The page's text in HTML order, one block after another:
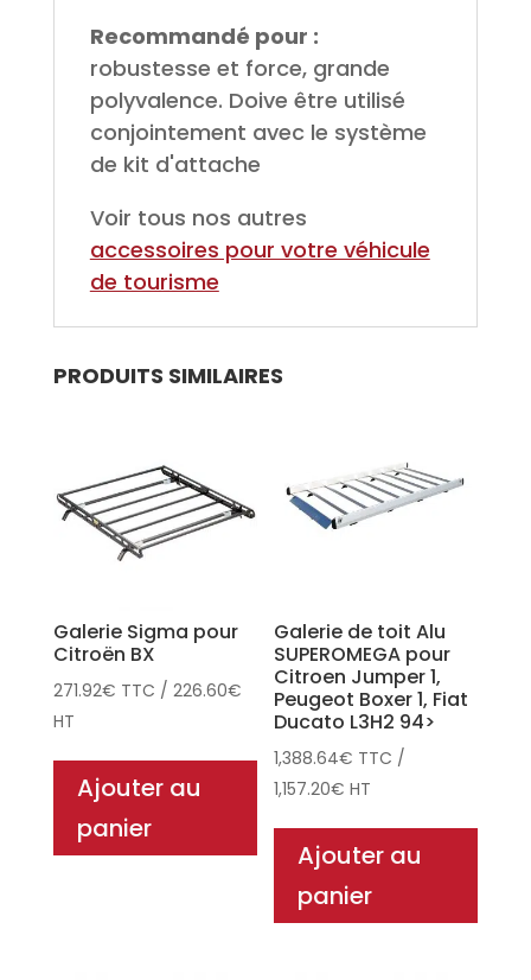
Recommandé pour :
robustesse et force, grande
polyvalence. Doive être utilisé
conjointement avec le système
de kit d'attache
Voir tous nos autres
accessoires pour votre véhicule
de tourisme
PRODUITS SIMILAIRES
Galerie Sigma pour
Citroën BX
271.92€ TTC / 226.60€
HT
Ajouter au
panier
Galerie de toit Alu
SUPEROMEGA pour
Citroen Jumper 1,
Peugeot Boxer 1, Fiat
Ducato L3H2 94>
1,388.64€ TTC /
1,157.20€ HT
Ajouter au
panier